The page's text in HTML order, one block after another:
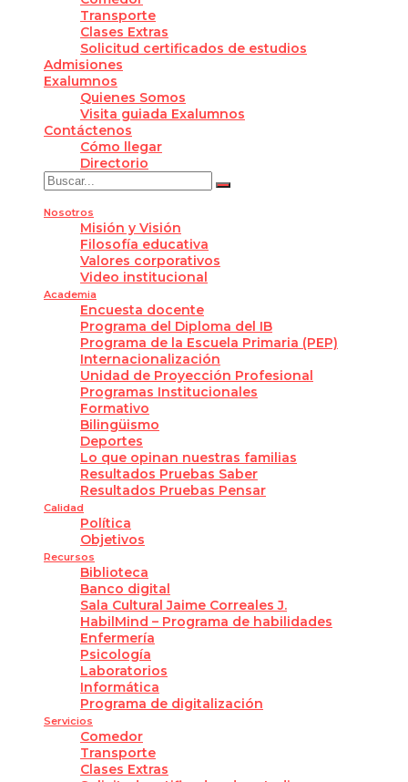
Transporte
Clases Extras
Solicitud certificados de estudios
Admisiones
Exalumnos
Quienes Somos
Visita guiada Exalumnos
Contáctenos
Cómo llegar
Directorio
Nosotros
Misión y Visión
Filosofía educativa
Valores corporativos
Video institucional
Academia
Encuesta docente
Programa del Diploma del IB
Programa de la Escuela Primaria (PEP)
Internacionalización
Unidad de Proyección Profesional
Programas Institucionales
Formativo
Bilingüismo
Deportes
Lo que opinan nuestras familias
Resultados Pruebas Saber
Resultados Pruebas Pensar
Calidad
Política
Objetivos
Recursos
Biblioteca
Banco digital
Sala Cultural Jaime Correales J.
HabilMind – Programa de habilidades
Enfermería
Psicología
Laboratorios
Informática
Programa de digitalización
Servicios
Comedor
Transporte
Clases Extras